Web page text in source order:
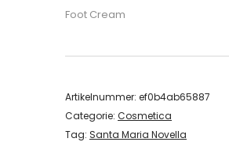
Foot Cream
Artikelnummer: ef0b4ab65887
Categorie: Cosmetica
Tag: Santa Maria Novella